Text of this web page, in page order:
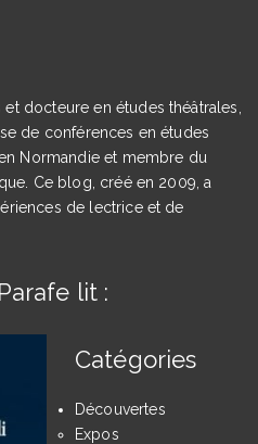
docteure en études théâtrales,
de conférences en études
Normandie et membre du
Ce blog, créé en 2009, a
de lectrice et de
lit :
Catégories
Découvertes
Expos